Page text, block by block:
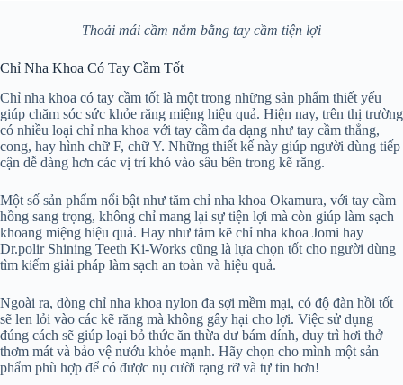
Thoải mái cầm nắm bằng tay cầm tiện lợi
Chỉ Nha Khoa Có Tay Cầm Tốt
Chỉ nha khoa có tay cầm tốt là một trong những sản phẩm thiết yếu
giúp chăm sóc sức khỏe răng miệng hiệu quả. Hiện nay, trên thị trường
có nhiều loại chỉ nha khoa với tay cầm đa dạng như tay cầm thẳng,
cong, hay hình chữ F, chữ Y. Những thiết kế này giúp người dùng tiếp
cận dễ dàng hơn các vị trí khó vào sâu bên trong kẽ răng.
Một số sản phẩm nổi bật như tăm chỉ nha khoa Okamura, với tay cầm
hồng sang trọng, không chỉ mang lại sự tiện lợi mà còn giúp làm sạch
khoang miệng hiệu quả. Hay như tăm kẽ chỉ nha khoa Jomi hay
Dr.polir Shining Teeth Ki-Works cũng là lựa chọn tốt cho người dùng
tìm kiếm giải pháp làm sạch an toàn và hiệu quả.
Ngoài ra, dòng chỉ nha khoa nylon đa sợi mềm mại, có độ đàn hồi tốt
sẽ len lỏi vào các kẽ răng mà không gây hại cho lợi. Việc sử dụng
đúng cách sẽ giúp loại bỏ thức ăn thừa dư bám dính, duy trì hơi thở
thơm mát và bảo vệ nướu khỏe mạnh. Hãy chọn cho mình một sản
phẩm phù hợp để có được nụ cười rạng rỡ và tự tin hơn!